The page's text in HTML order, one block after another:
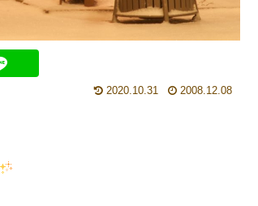
2020.10.31 2008.12.08